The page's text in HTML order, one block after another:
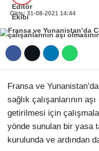
STK
İLANLAR
TERCİH ROBOTU
Giriş: 31-08-2021 14:44
Fransa ve
sağlık çalışanlarının
getirilmesi için
yönde sunulan bir yasa
kurulunda ve ardından